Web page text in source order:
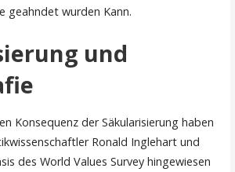
geahndet wurden Kann.
und
Konsequenz der Säkularisierung haben
Ronald Inglehart und
des World Values Survey hingewiesen